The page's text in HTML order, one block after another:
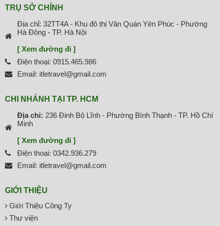
TRỤ SỞ CHÍNH
Địa chỉ: 32TT4A - Khu đô thị Văn Quán Yên Phúc - Phường
Hà Đông - TP. Hà Nội
[ Xem đường đi ]
Điện thoại: 0915.465.986
Email: itletravel@gmail.com
CHI NHÁNH TẠI TP. HCM
Địa chỉ: 236 Đinh Bộ Lĩnh - Phường Bình Thạnh - TP. Hồ Chí
Minh
[ Xem đường đi ]
Điện thoại: 0342.936.279
Email: itletravel@gmail.com
GIỚI THIỆU
Giới Thiệu Công Ty
Thư viện